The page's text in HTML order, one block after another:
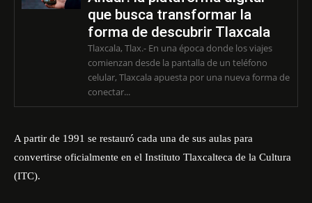
que busca transformar la
forma de descubrir Tlaxcala
Tlaxcala, Tlax.- En una época donde los viajes
comienzan desde la pantalla de un teléfono
celular, Tlaxcala apuesta por una nueva forma de
conectar...
A partir de 1991 se restauró cada una de sus aulas para
convertirse oficialmente en el Instituto Tlaxcalteca de la Cultura
(ITC).